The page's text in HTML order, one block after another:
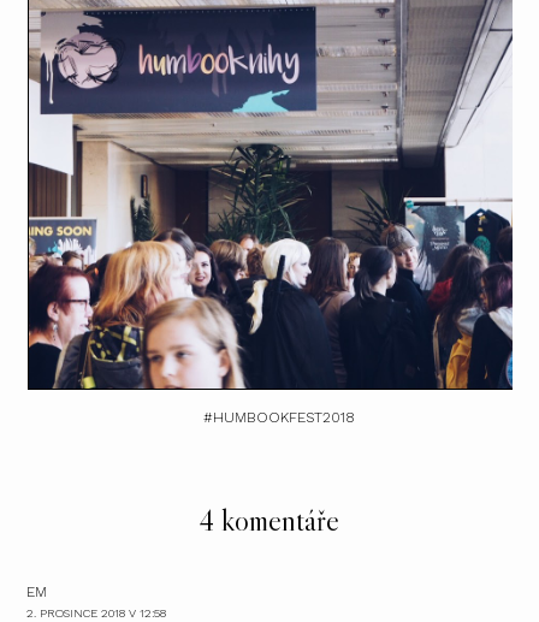
#HUMBOOKFEST2018
4 komentáře
EM
2. PROSINCE 2018 V 12:58